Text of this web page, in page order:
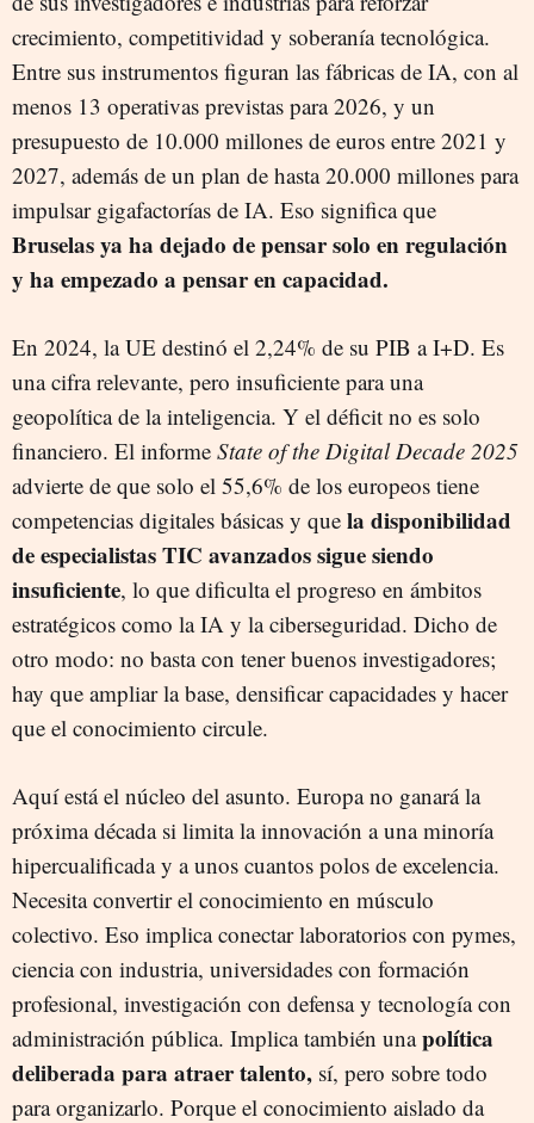
crecimiento, competitividad y soberanía tecnológica.
Entre sus instrumentos figuran las fábricas de IA, con al
menos 13 operativas previstas para 2026, y un
presupuesto de 10.000 millones de euros entre 2021 y
2027, además de un plan de hasta 20.000 millones para
impulsar gigafactorías de IA. Eso significa que
Bruselas ya ha dejado de pensar solo en regulación
y ha empezado a pensar en capacidad.
En 2024, la UE destinó el 2,24% de su PIB a I+D. Es
una cifra relevante, pero insuficiente para una
geopolítica de la inteligencia. Y el déficit no es solo
financiero. El informe State of the Digital Decade 2025
advierte de que solo el 55,6% de los europeos tiene
competencias digitales básicas y que la disponibilidad
de especialistas TIC avanzados sigue siendo
insuficiente, lo que dificulta el progreso en ámbitos
estratégicos como la IA y la ciberseguridad. Dicho de
otro modo: no basta con tener buenos investigadores;
hay que ampliar la base, densificar capacidades y hacer
que el conocimiento circule.
Aquí está el núcleo del asunto. Europa no ganará la
próxima década si limita la innovación a una minoría
hipercualificada y a unos cuantos polos de excelencia.
Necesita convertir el conocimiento en músculo
colectivo. Eso implica conectar laboratorios con pymes,
ciencia con industria, universidades con formación
profesional, investigación con defensa y tecnología con
administración pública. Implica también unapolítica
deliberada para atraer talento, sí, pero sobre todo
para organizarlo. Porque el conocimiento aislado da